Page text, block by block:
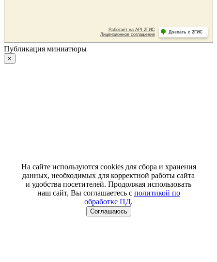
Публикация миниатюры
×
На сайте используются cookies для сбора и хранения
данных, необходимых для корректной работы сайта
и удобства посетителей. Продолжая использовать
наш сайт, Вы соглашаетесь с политикой по
обработке ПД.
Соглашаюсь